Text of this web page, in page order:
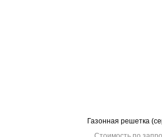
Газонная решетка